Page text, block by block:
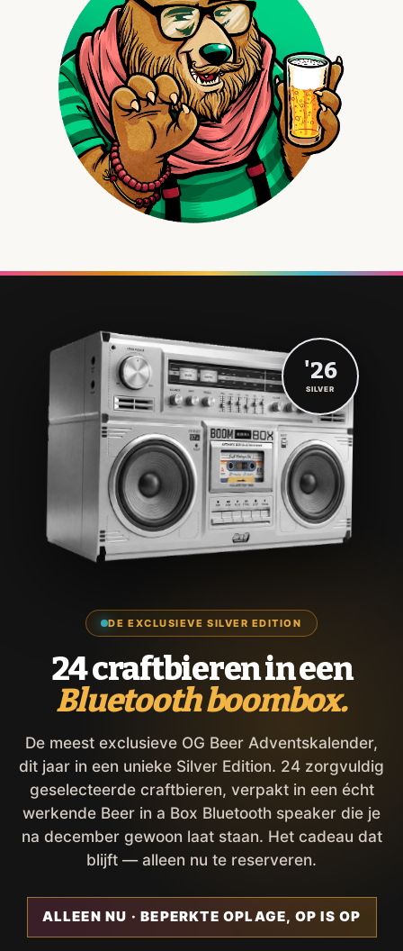
DE EXCLUSIEVE SILVER EDITION
24 craftbieren in een
Bluetooth boombox.
De meest exclusieve OG Beer Adventskalender,
dit jaar in een unieke Silver Edition. 24 zorgvuldig
geselecteerde craftbieren, verpakt in een écht
werkende Beer in a Box Bluetooth speaker die je
na december gewoon laat staan. Het cadeau dat
blijft — alleen nu te reserveren.
ALLEEN NU · BEPERKTE OPLAGE, OP IS OP
'26
SILVER